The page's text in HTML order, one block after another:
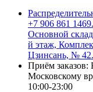
+7 906 861 1469.
Основной
й этаж,
Цзинсань, № 42.
Приём заказов:
Московскому
10:00-23:00